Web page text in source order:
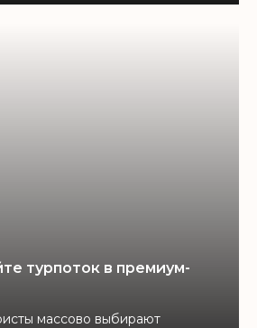
турпоток в премиум-
массово выбирают